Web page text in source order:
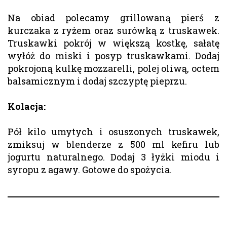
Na obiad polecamy grillowaną pierś z
kurczaka z ryżem oraz surówką z truskawek.
Truskawki pokrój w większą kostkę, sałatę
wyłóż do miski i posyp truskawkami. Dodaj
pokrojoną kulkę mozzarelli, polej oliwą, octem
balsamicznym i dodaj szczyptę pieprzu.
Kolacja:
Pół kilo umytych i osuszonych truskawek,
zmiksuj w blenderze z 500 ml kefiru lub
jogurtu naturalnego. Dodaj 3 łyżki miodu i
syropu z agawy. Gotowe do spożycia.